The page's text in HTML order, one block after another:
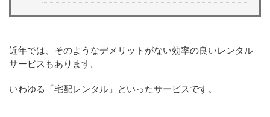
近年では、そのようなデメリットがない効率の良いレンタル
サービスもあります。
いわゆる「宅配レンタル」といったサービスです。